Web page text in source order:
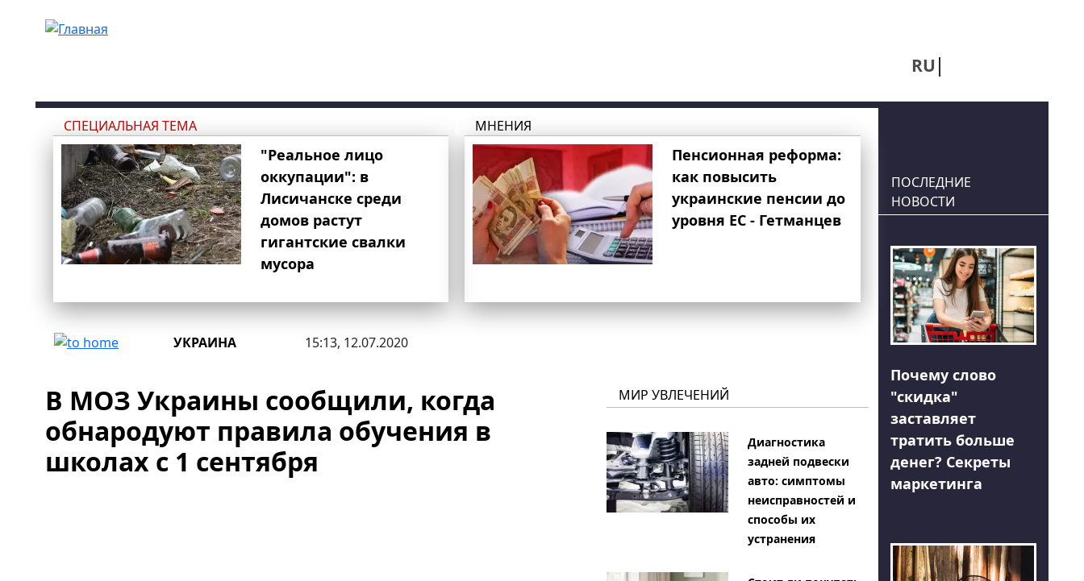
RU
СПЕЦИАЛЬНАЯ ТЕМА
"Реальное лицо
оккупации": в
Лисичанске среди
домов растут
гигантские свалки
мусора
МНЕНИЯ
Пенсионная реформа:
как повысить
украинские пенсии до
уровня ЕС - Гетманцев
УКРАИНА 15:13, 12.07.2020
В МОЗ Украины сообщили, когда
обнародуют правила обучения в
школах с 1 сентября
МИР УВЛЕЧЕНИЙ
Диагностика
задней подвески
авто: симптомы
неисправностей и
способы их
устранения
ПОСЛЕДНИЕ
НОВОСТИ
Почему слово
"скидка"
заставляет
тратить больше
денег? Секреты
маркетинга